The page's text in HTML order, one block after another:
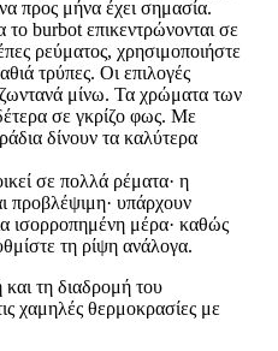
προς μήνα έχει σημασία.
το burbot επικεντρώνονται σε
ρεύματος, χρησιμοποιήστε
τρύπες. Οι επιλογές
μίνω. Τα χρώματα των
σε γκρίζο φως. Με
δίνουν τα καλύτερα
σε πολλά ρέματα· η
προβλέψιμη· υπάρχουν
ισορροπημένη μέρα· καθώς
τη ρίψη ανάλογα.
και τη διαδρομή του
χαμηλές θερμοκρασίες με